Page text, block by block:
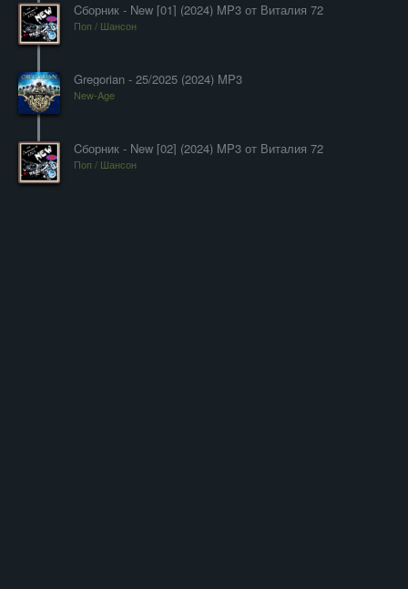
Cборник - New [01] (2024) MP3 от Виталия 72
Поп / Шансон
Gregorian - 25/2025 (2024) MP3
New-Age
Cборник - New [02] (2024) MP3 от Виталия 72
Поп / Шансон